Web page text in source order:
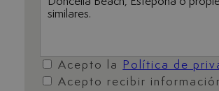
Acepto la
Política de
Acepto recibir